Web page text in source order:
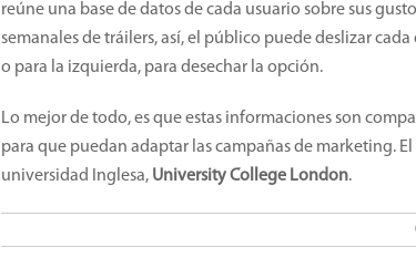
reúne una base de datos de cada usuario sobre sus
semanales de tráilers, así, el público puede deslizar
o para la izquierda, para desechar la opción.
Lo mejor de todo, es que estas informaciones son
para que puedan adaptar las campañas de marketing.
universidad Inglesa, University College London.